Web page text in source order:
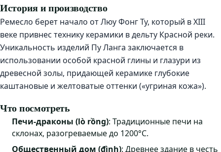
История и производство
Ремесло берет начало от Люу Фонг Ту, который в XIII
веке привнес технику керамики в дельту Красной реки.
Уникальность изделий Пу Ланга заключается в
использовании особой красной глины и глазури из
древесной золы, придающей керамике глубокие
каштановые и желтоватые оттенки («угриная кожа»).
Что посмотреть
Печи-драконы (lò rồng): Традиционные печи на
склонах, разогреваемые до 1200°C.
Общественный дом (đình): Древнее здание в честь